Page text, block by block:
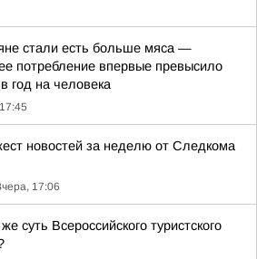
стали есть больше мяса —
потребление впервые превысило
в год на человека
новостей за неделю от Следкома
17:06
суть Всероссийского туристского